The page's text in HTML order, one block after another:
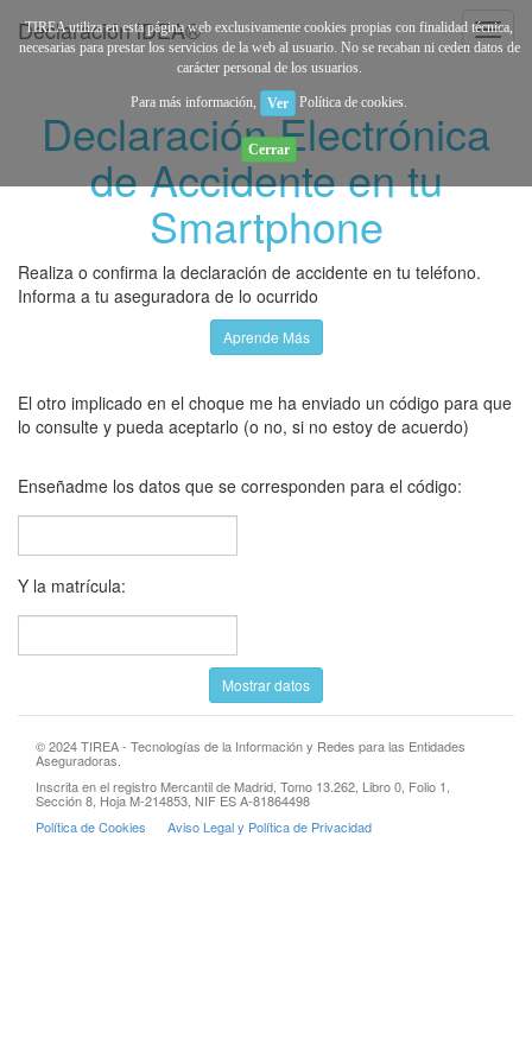
TIREA utiliza en esta página web exclusivamente cookies propias con finalidad técnica,
necesarias para prestar los servicios de la web al usuario. No se recaban ni ceden datos de
carácter personal de los usuarios.
Para más información, Ver Política de cookies.
Cerrar
Declaración iDEA®
Declaración Electrónica
de Accidente en tu
Smartphone
Realiza o confirma la declaración de accidente en tu teléfono.
Informa a tu aseguradora de lo ocurrido
Aprende Más
El otro implicado en el choque me ha enviado un código para que
lo consulte y pueda aceptarlo (o no, si no estoy de acuerdo)
Enseñadme los datos que se corresponden para el código:
Y la matrícula:
© 2024 TIREA - Tecnologías de la Información y Redes para las Entidades
Aseguradoras.
Inscrita en el registro Mercantil de Madrid, Tomo 13.262, Libro 0, Folio 1,
Sección 8, Hoja M-214853, NIF ES A-81864498
Política de Cookies
Aviso Legal y Política de Privacidad